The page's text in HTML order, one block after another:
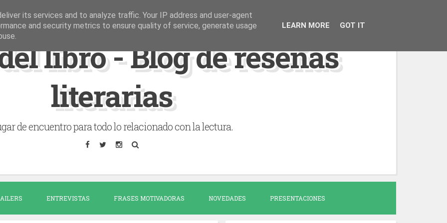
libro - Blog de reseñas
literarias
de encuentro para todo lo relacionado con la lectura.
ENTREVISTAS FRASES MOTIVADORAS NOVEDADES PRESENTACIONES
its services and to analyze traffic. Your IP address and user-agent
and security metrics to ensure quality of service, generate usage
LEARN MORE GOT IT